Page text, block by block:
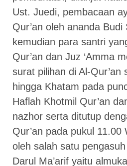
Ust. Juedi, pembacaan
Qur’an oleh ananda Budi
kemudian para santri
Qur’an dan Juz ‘Amma
surat pilihan di Al-Qur’an
hingga Khatam pada
Haflah Khotmil Qur’an
nazhor serta ditutup
Qur’an pada pukul 11.00
oleh salah satu
Darul Ma’arif yaitu